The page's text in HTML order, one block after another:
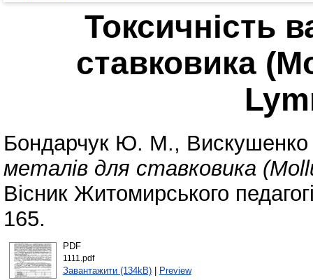
Токсичність
ставковика
Бондарчук Ю. М.,
металів для ставковика
Вісник Житомирського
165.
PDF
1111.pdf
Завантажити (134kB)| Preview